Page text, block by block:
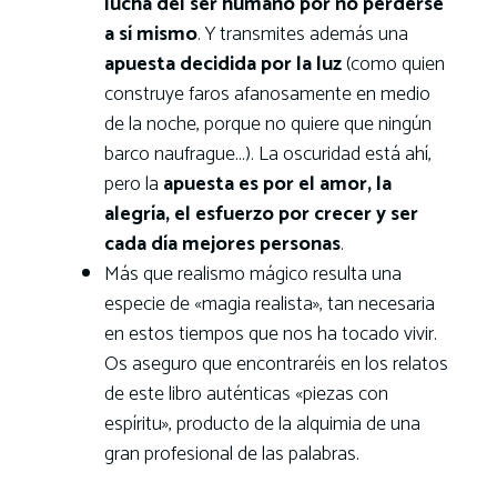
a sí mismo. Y transmites además una
apuesta decidida por la luz(como quien
construye faros afanosamente en medio
de la noche, porque no quiere que ningún
barco naufrague…). La oscuridad está ahí,
pero la apuesta es por el amor, la
alegría, el esfuerzo por crecer y ser
cada día mejores personas.
Más que realismo mágico resulta una
especie de «magia realista», tan necesaria
en estos tiempos que nos ha tocado vivir.
Os aseguro que encontraréis en los relatos
de este libro auténticas «piezas con
espíritu», producto de la alquimia de una
gran profesional de las palabras.